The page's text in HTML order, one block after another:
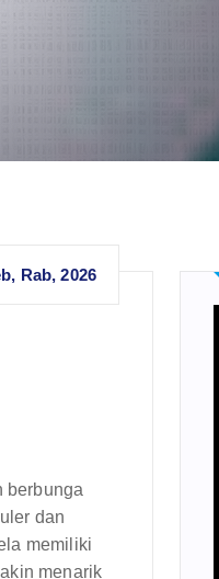
Rab, 2026
berbunga
dan
memiliki
menarik